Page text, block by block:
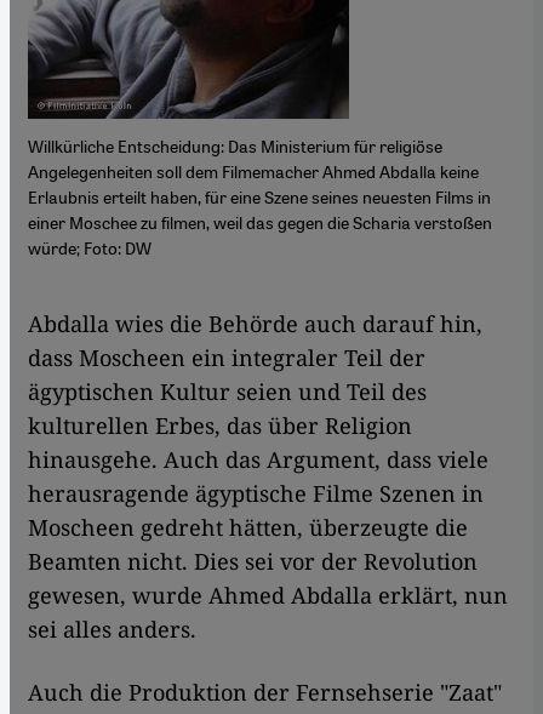
Willkürliche Entscheidung: Das Ministerium für religiöse
Angelegenheiten soll dem Filmemacher Ahmed Abdalla keine
Erlaubnis erteilt haben, für eine Szene seines neuesten Films in
einer Moschee zu filmen, weil das gegen die Scharia verstoßen
würde; Foto: DW
​​Abdalla wies die Behörde auch darauf hin,
dass Moscheen ein integraler Teil der
ägyptischen Kultur seien und Teil des
kulturellen Erbes, das über Religion
hinausgehe. Auch das Argument, dass viele
herausragende ägyptische Filme Szenen in
Moscheen gedreht hätten, überzeugte die
Beamten nicht. Dies sei vor der Revolution
gewesen, wurde Ahmed Abdalla erklärt, nun
sei alles anders.
Auch die Produktion der Fernsehserie "Zaat"